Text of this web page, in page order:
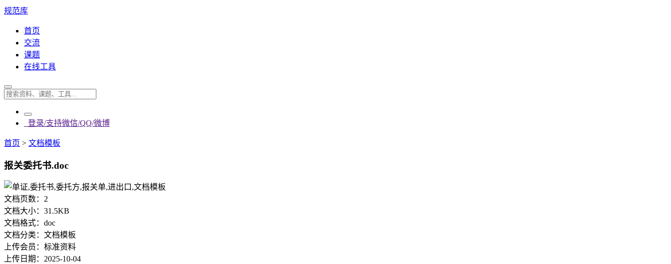
规范库
首页
交流
课题
在线工具
登录/支持微信/QQ/微博
首页 > 文档模板
报关委托书.doc
文档页数： 2
文档大小： 31.5KB
文档格式： doc
文档分类： 文档模板
上传会员： 标准资料
上传日期： 2025-10-04